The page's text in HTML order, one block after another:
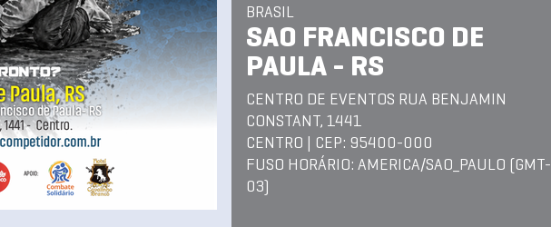
BRASIL
SAO FRANCISCO DE
PAULA - RS
CENTRO DE EVENTOS RUA BENJAMIN
CONSTANT, 1441
CENTRO | CEP: 95400-000
FUSO HORÁRIO: AMERICA/SAO_PAULO (GMT-
03)